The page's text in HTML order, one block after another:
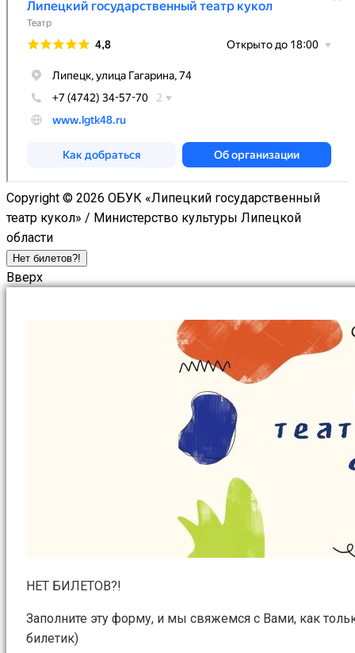
Copyright © 2026 ОБУК «Липецкий государственный
театр кукол» / Министерство культуры Липецкой
области
Нет билетов?!
Вверх
НЕТ БИЛЕТОВ?!
Заполните эту форму, и мы свяжемся с Вами, как
билетик)